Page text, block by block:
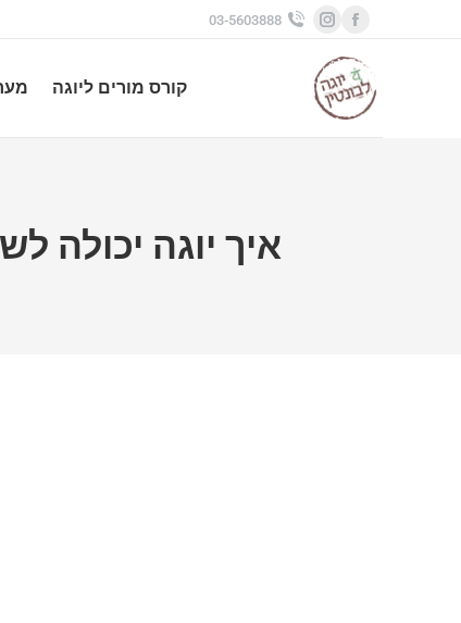
Facebook
page
opens
in
Instagram
page
opens
in
03-5603888
קורס מורים ליוגה
איך יוגה יכולה